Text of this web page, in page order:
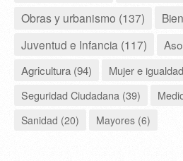
Obras y urbanismo (137)
Juventud e Infancia (117)
Agricultura (94)
Mujer e
Seguridad Ciudadana (39)
Sanidad (20)
Mayores (6)